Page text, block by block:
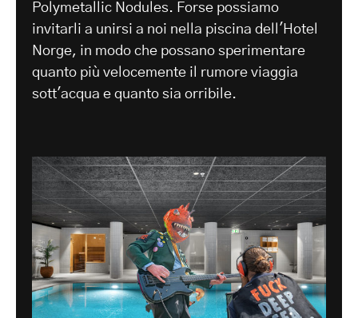
Polymetallic Nodules. Forse possiamo
invitarli a unirsi a noi nella piscina dell'Hotel
Norge, in modo che possano sperimentare
quanto più velocemente il rumore viaggia
sott'acqua e quanto sia orribile.